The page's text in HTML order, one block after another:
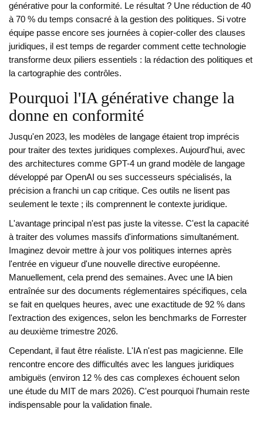
générative pour la conformité. Le résultat ? Une réduction de 40
à 70 % du temps consacré à la gestion des politiques. Si votre
équipe passe encore ses journées à copier-coller des clauses
juridiques, il est temps de regarder comment cette technologie
transforme deux piliers essentiels : la rédaction des politiques et
la cartographie des contrôles.
Pourquoi l'IA générative change la
donne en conformité
Jusqu'en 2023, les modèles de langage étaient trop imprécis
pour traiter des textes juridiques complexes. Aujourd'hui, avec
des architectures comme GPT-4 un grand modèle de langage
développé par OpenAI ou ses successeurs spécialisés, la
précision a franchi un cap critique. Ces outils ne lisent pas
seulement le texte ; ils comprennent le contexte juridique.
L'avantage principal n'est pas juste la vitesse. C'est la capacité
à traiter des volumes massifs d'informations simultanément.
Imaginez devoir mettre à jour vos politiques internes après
l'entrée en vigueur d'une nouvelle directive européenne.
Manuellement, cela prend des semaines. Avec une IA bien
entraînée sur des documents réglementaires spécifiques, cela
se fait en quelques heures, avec une exactitude de 92 % dans
l'extraction des exigences, selon les benchmarks de Forrester
au deuxième trimestre 2026.
Cependant, il faut être réaliste. L'IA n'est pas magicienne. Elle
rencontre encore des difficultés avec les langues juridiques
ambiguës (environ 12 % des cas complexes échouent selon
une étude du MIT de mars 2026). C'est pourquoi l'humain reste
indispensable pour la validation finale.